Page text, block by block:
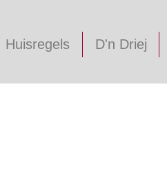
Huisregels D'n Driej